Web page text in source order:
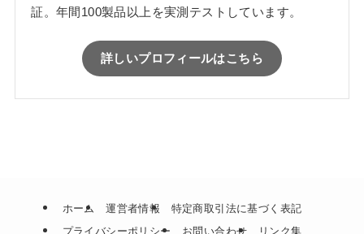
証。年間100製品以上を実測テストしています。
詳しいプロフィールはこちら
ホーム 運営者情報
特定商取引法に基づく表記
プライバシーポリシー
お問い合わせ リンク集